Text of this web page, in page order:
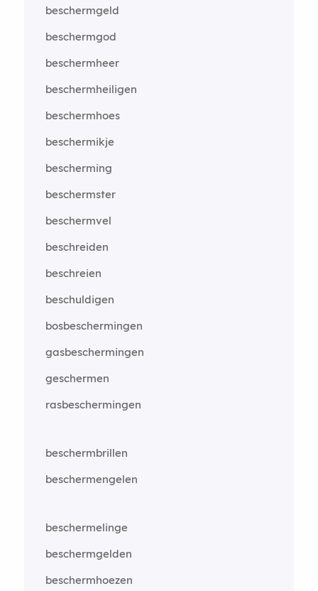
beschermgeld
beschermgod
beschermheer
beschermheiligen
beschermhoes
beschermikje
bescherming
beschermster
beschermvel
beschreiden
beschreien
beschuldigen
bosbeschermingen
gasbeschermingen
geschermen
rasbeschermingen
beschermbrillen
beschermengelen
beschermelinge
beschermgelden
beschermhoezen